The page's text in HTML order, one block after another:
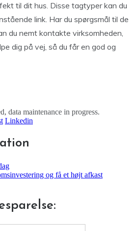
til dit hus. Disse tagtyper kan du
link. Har du spørgsmål til de
du nemt kontakte virksomheden,
dig på vej, så du får en god og
data maintenance in progress.
Linkedin
og få et højt afkast